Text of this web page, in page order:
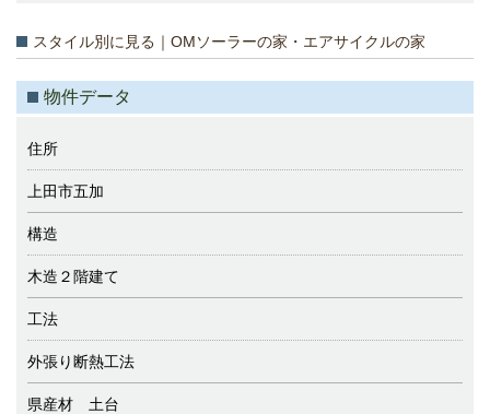
スタイル別に見る｜OMソーラーの家・エアサイクルの家
物件データ
住所
上田市五加
構造
木造２階建て
工法
外張り断熱工法
県産材 土台